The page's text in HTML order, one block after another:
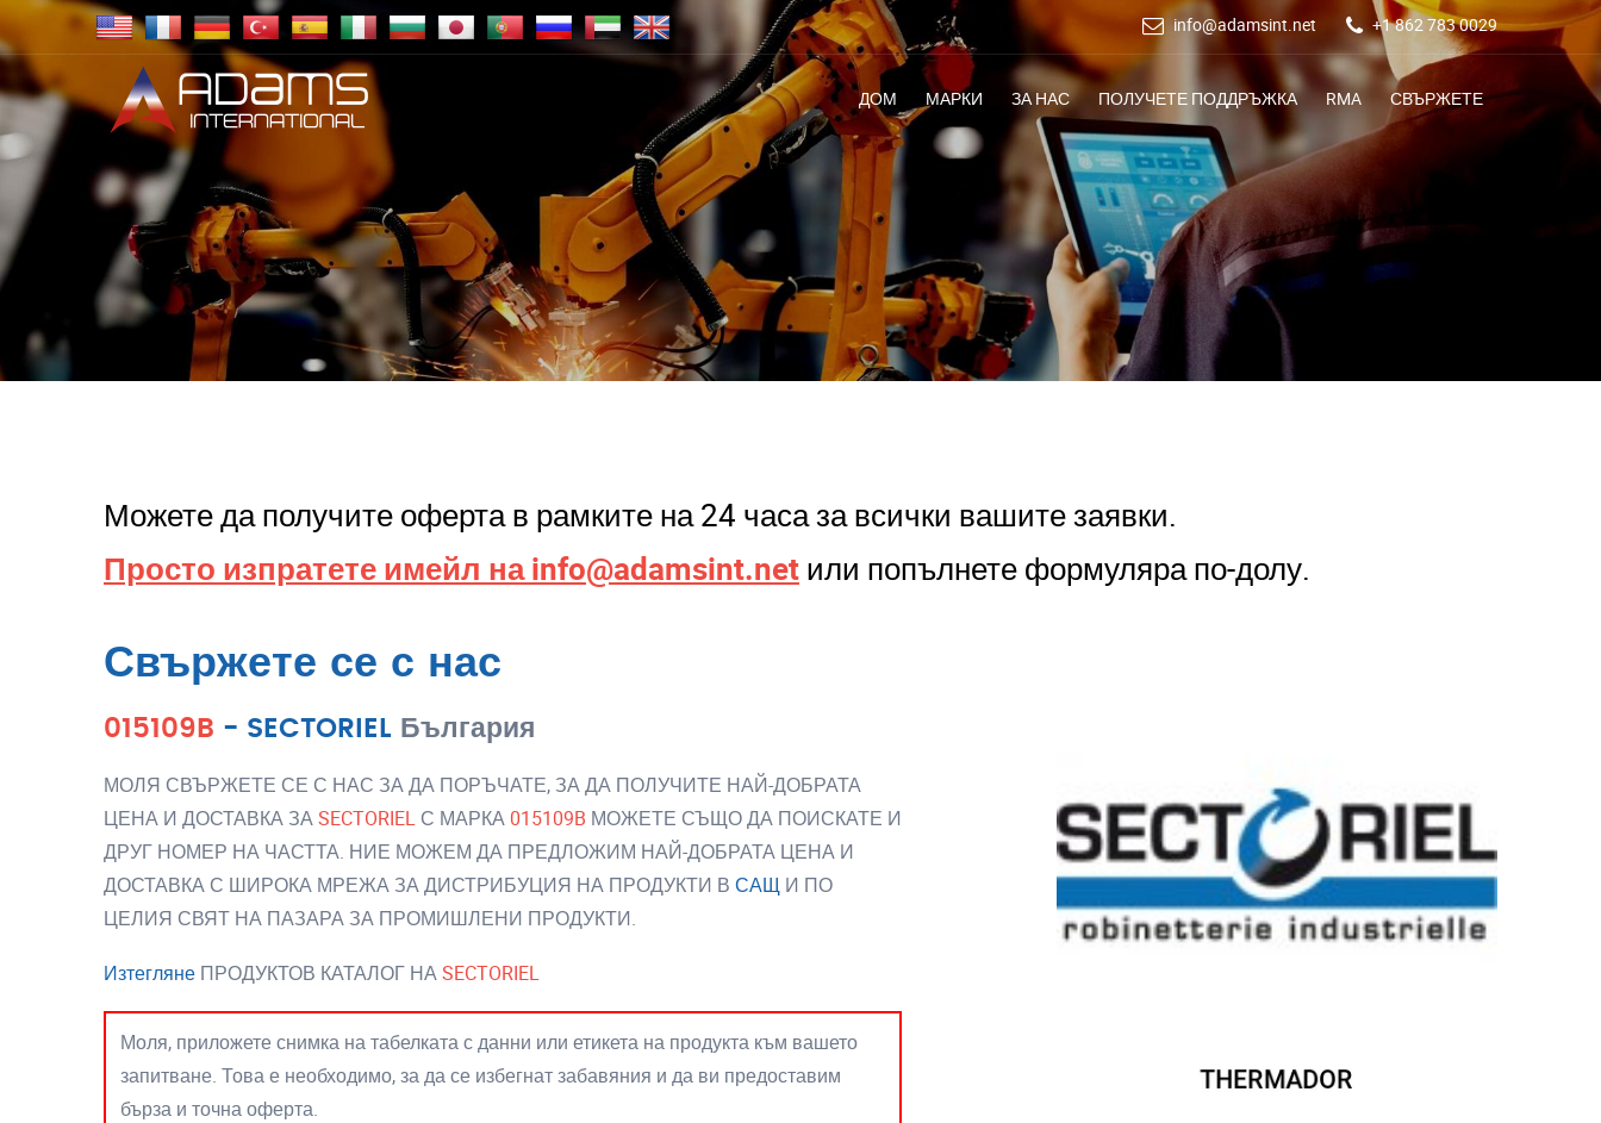
info@adamsint.net +1 862 783 0029
ДОМ МАРКИ ЗА НАС ПОЛУЧЕТЕ ПОДДРЪЖКА RMA СВЪРЖЕТЕ
Можете да получите оферта в рамките на 24 часа за всички вашите заявки.
Просто изпратете имейл наinfo@adamsint.net или попълнете формуляра по-долу.
Свържете се с нас
015109B - SECTORIEL България
МОЛЯ СВЪРЖЕТЕ СЕ С НАС ЗА ДА ПОРЪЧАТЕ, ЗА ДА ПОЛУЧИТЕ НАЙ-ДОБРАТА
ЦЕНА И ДОСТАВКА ЗАSECTORIEL С МАРКА 015109B МОЖЕТЕ СЪЩО ДА ПОИСКАТЕ И
ДРУГ НОМЕР НА ЧАСТТА. НИЕ МОЖЕМ ДА ПРЕДЛОЖИМ НАЙ-ДОБРАТА ЦЕНА И
ДОСТАВКА С ШИРОКА МРЕЖА ЗА ДИСТРИБУЦИЯ НА ПРОДУКТИ В САЩ И ПО
ЦЕЛИЯ СВЯТ НА ПАЗАРА ЗА ПРОМИШЛЕНИ ПРОДУКТИ.
Изтегляне ПРОДУКТОВ КАТАЛОГ НАSECTORIEL
Моля, приложете снимка на табелката с данни или етикета на продукта към вашето
запитване. Това е необходимо, за да се избегнат забавяния и да ви предоставим
бърза и точна оферта.